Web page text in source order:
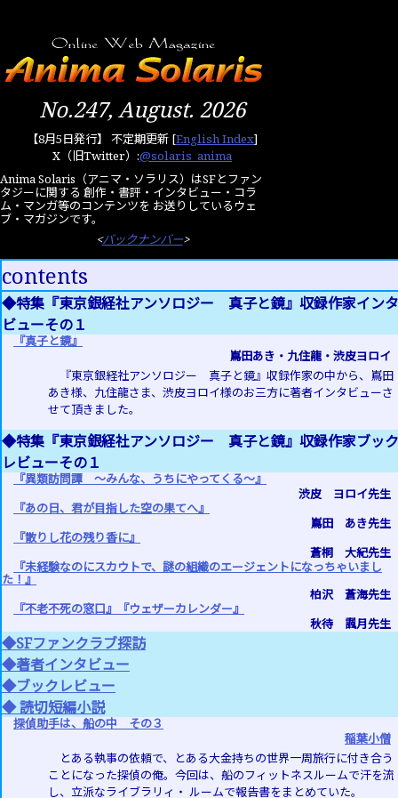
No.247, August. 2026
【8月5日発行】 不定期更新 [English Index]
X（旧Twitter）:@solaris_anima
Anima Solaris（アニマ・ソラリス）はSFとファン
タジーに関する 創作・書評・インタビュー・コラ
ム・マンガ等のコンテンツを お送りしているウェ
ブ・マガジンです。
<バックナンバー>
contents
◆特集『東京銀経社アンソロジー 真子と鏡』収録作家インタ
ビューその１
『真子と鏡』
嶌田あき・九住龍・渋皮ヨロイ
『東京銀経社アンソロジー 真子と鏡』収録作家の中から、嶌田
あき様、九住龍さま、渋皮ヨロイ様のお三方に著者インタビューさ
せて頂きました。
◆特集『東京銀経社アンソロジー 真子と鏡』収録作家ブック
レビューその１
『異類訪問譚 ～みんな、うちにやってくる～』
渋皮 ヨロイ先生
『あの日、君が目指した空の果てへ』
嶌田 あき先生
『散りし花の残り香に』
蒼桐 大紀先生
『未経験なのにスカウトで、謎の組織のエージェントになっちゃいまし
た！』
柏沢 蒼海先生
『不老不死の窓口』『ウェザーカレンダー』
秋待 諷月先生
◆SFファンクラブ探訪
◆著者インタビュー
◆ブックレビュー
◆ 読切短編小説
探偵助手は、船の中 その３
稲葉小僧
とある執事の依頼で、とある大金持ちの世界一周旅行に付き合う
ことになった探偵の俺。今回は、船のフィットネスルームで汗を流
し、立派なライブラリィ・ ルームで報告書をまとめていた。